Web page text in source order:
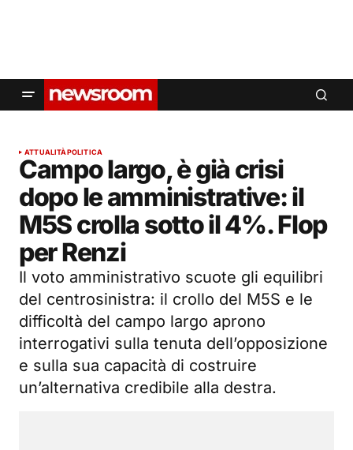
ATTUALITÀPOLITICA
Campo largo, è già crisi
dopo le amministrative: il
M5S crolla sotto il 4%. Flop
per Renzi
Il voto amministrativo scuote gli equilibri
del centrosinistra: il crollo del M5S e le
difficoltà del campo largo aprono
interrogativi sulla tenuta dell’opposizione
e sulla sua capacità di costruire
un’alternativa credibile alla destra.